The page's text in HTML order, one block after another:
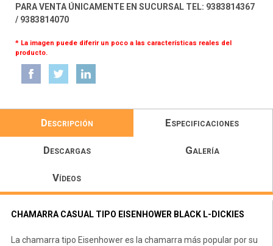
PARA VENTA ÚNICAMENTE EN SUCURSAL TEL: 9383814367
/ 9383814070
* La imagen puede diferir un poco a las características reales del
producto.
Descripción Especificaciones
Descargas Galería
Vídeos
CHAMARRA CASUAL TIPO EISENHOWER BLACK L-DICKIES
La chamarra tipo Eisenhower es la chamarra más popular por su